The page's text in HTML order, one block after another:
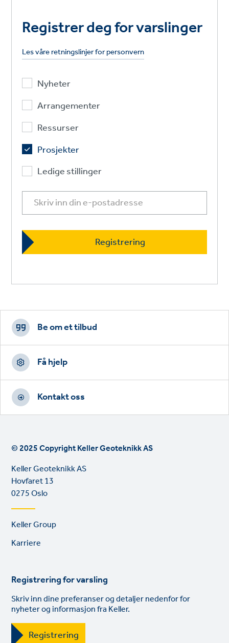
Registrer deg for varslinger
Les våre retningslinjer for personvern
Nyheter
Arrangementer
Ressurser
Prosjekter
Ledige stillinger
Footer
CTAs
Be om et tilbud
Få hjelp
Kontakt oss
© 2025 Copyright Keller Geoteknikk AS
Keller Geoteknikk AS
Hovfaret 13
0275 Oslo
Footer
Keller Group
Karriere
Registrering for varsling
Skriv inn dine preferanser og detaljer nedenfor for
nyheter og informasjon fra Keller.
Registrering